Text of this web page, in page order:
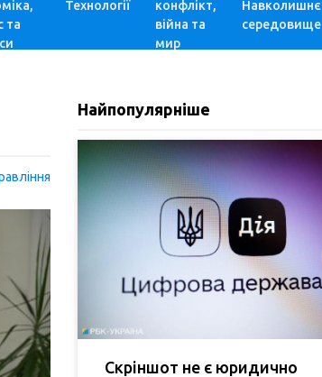
та
Технології
конфлікт,
війна та
мир
Навколишнє
середовище
Найпопулярніше
Скріншот не є юридично